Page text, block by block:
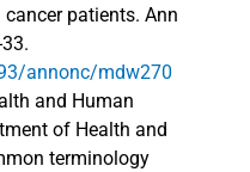
patients. Ann
annonc/mdw270
and Human
of Health and
terminology